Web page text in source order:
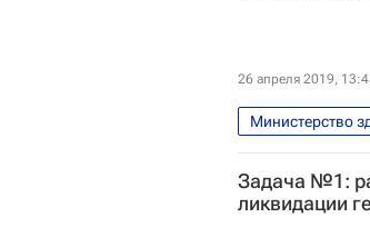
26 апреля 2019,
Министерство
Александр
Задача №1:
ликвидации